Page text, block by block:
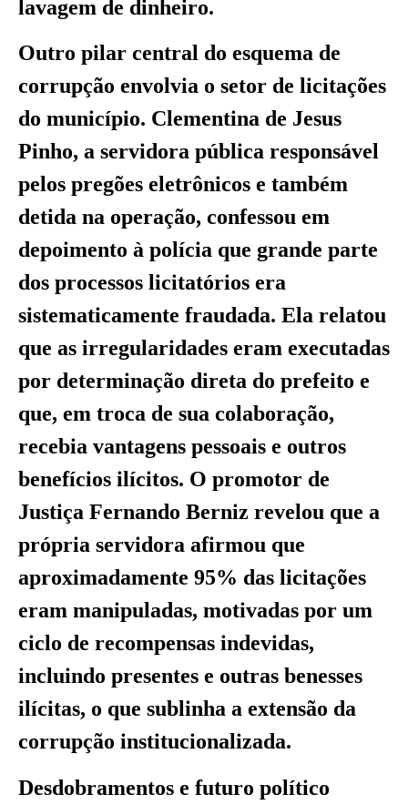
lavagem de dinheiro.
Outro pilar central do esquema de
corrupção envolvia o setor de licitações
do município. Clementina de Jesus
Pinho, a servidora pública responsável
pelos pregões eletrônicos e também
detida na operação, confessou em
depoimento à polícia que grande parte
dos processos licitatórios era
sistematicamente fraudada. Ela relatou
que as irregularidades eram executadas
por determinação direta do prefeito e
que, em troca de sua colaboração,
recebia vantagens pessoais e outros
benefícios ilícitos. O promotor de
Justiça Fernando Berniz revelou que a
própria servidora afirmou que
aproximadamente 95% das licitações
eram manipuladas, motivadas por um
ciclo de recompensas indevidas,
incluindo presentes e outras benesses
ilícitas, o que sublinha a extensão da
corrupção institucionalizada.
Desdobramentos e futuro político